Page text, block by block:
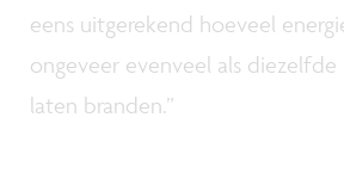
eens uitgerekend hoeveel
ongeveer evenveel als
laten branden.”